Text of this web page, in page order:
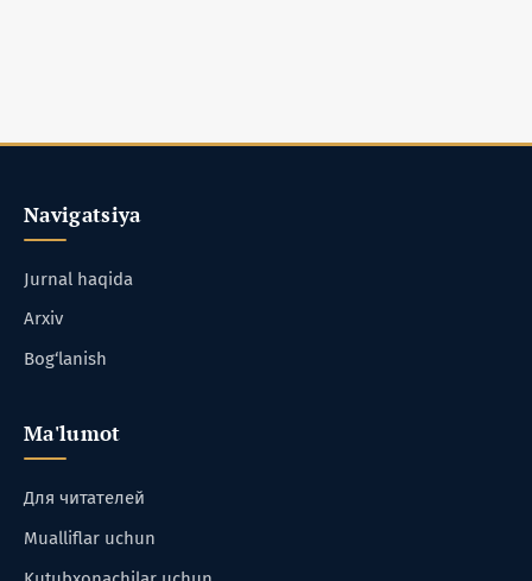
Navigatsiya
Jurnal haqida
Arxiv
Bog‘lanish
Ma'lumot
Для читателей
Mualliflar uchun